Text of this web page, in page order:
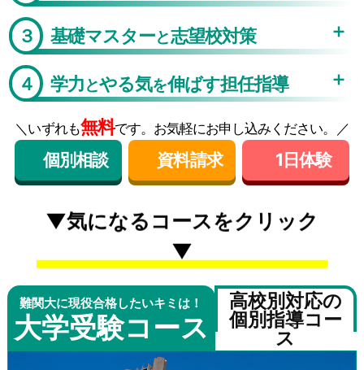
３ 基礎マスターと志望校対策
４ 学力とやる気を伸ばす担任指導
＼いずれも無料です。お気軽にお申し込みください。／
個別相談 資料請求 1日体験
▼気になるコースをクリック
▼
難関大に現役合格したいキミは！
大学受験コース
高校別対応の
個別指導コー
ス